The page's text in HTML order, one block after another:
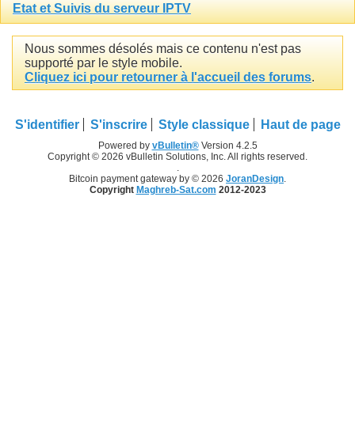
Etat et Suivis du serveur IPTV
Nous sommes désolés mais ce contenu n'est pas
supporté par le style mobile.
Cliquez ici pour retourner à l'accueil des forums.
S'identifier S'inscrire Style classique Haut de page
Powered by vBulletin®Version 4.2.5
Copyright © 2026 vBulletin Solutions, Inc. All rights reserved.
.
Bitcoin payment gateway by © 2026 JoranDesign.
Copyright Maghreb-Sat.com 2012-2023